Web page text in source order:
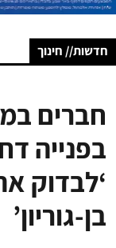
חדשות// חינוך
חברים
בפנייה
‘לבדוק
בן-גוריון’